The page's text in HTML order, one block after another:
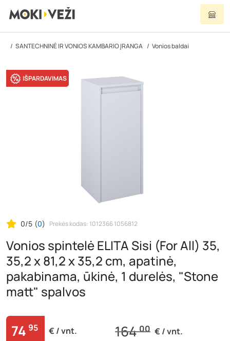
SANTECHNINĖ IR VONIOS KAMBARIO ĮRANGA Vonios baldai
IŠPARDAVIMAS
0/5 (0) Prekės kodas: 1012366 1056812
Vonios spintelė ELITA Sisi (For All) 35,
35,2 x 81,2 x 35,2 cm, apatinė,
pakabinama, ūkinė, 1 durelės, "Stone
matt" spalvos
74 95 € / vnt. 16400 € / vnt.